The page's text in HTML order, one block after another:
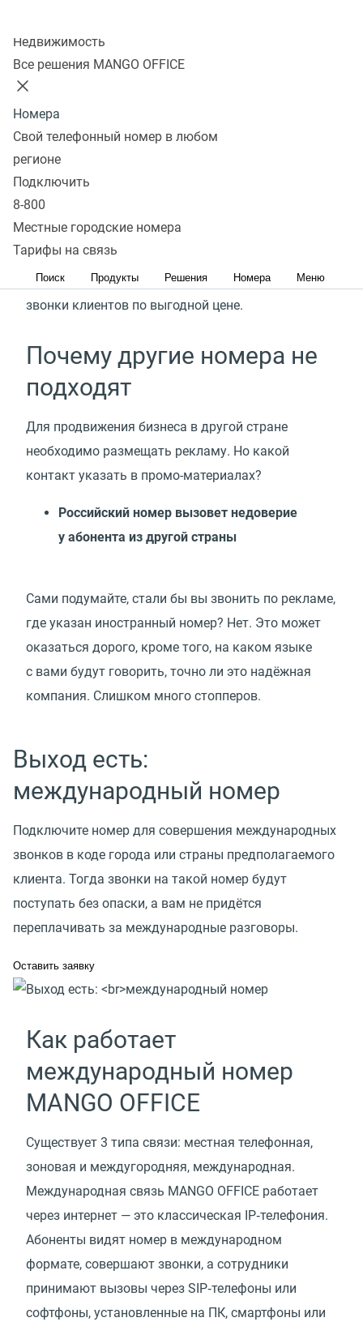
Недвижимость
Все решения MANGO OFFICE
Номера
Свой телефонный номер в любом
регионе
Подключить
8-800
Местные городские номера
Тарифы на связь
Поиск Продукты Решения Номера Меню
Собираетесь работать или
уже работаете в других
странах?
Не нужно содержать офис, достаточно
подключить номер в международном формате
с префиксами зарубежной страны или города,
в котором планируете работать, чтобы принимать
звонки клиентов по выгодной цене.
Почему другие номера не
подходят
Для продвижения бизнеса в другой стране
необходимо размещать рекламу. Но какой
контакт указать в промо-материалах?
Российский номер вызовет недоверие
у абонента из другой страны
Сами подумайте, стали бы вы звонить по рекламе,
где указан иностранный номер? Нет. Это может
оказаться дорого, кроме того, на каком языке
с вами будут говорить, точно ли это надёжная
компания. Слишком много стопперов.
Выход есть:
международный номер
Подключите номер для совершения международных
звонков в коде города или страны предполагаемого
клиента. Тогда звонки на такой номер будут
поступать без опаски, а вам не придётся
переплачивать за международные разговоры.
Оставить заявку
Как работает
международный номер
MANGO OFFICE
Существует 3 типа связи: местная телефонная,
зоновая и междугородняя, международная.
Международная связь MANGO OFFICE работает
через интернет — это классическая IP‑телефония.
Абоненты видят номер в международном
формате, совершают звонки, а сотрудники
принимают вызовы через SIP‑телефоны или
софтфоны, установленные на ПК, смартфоны или